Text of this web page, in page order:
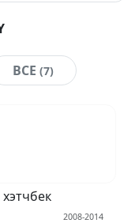
ВСЕ (7)
2008-2014